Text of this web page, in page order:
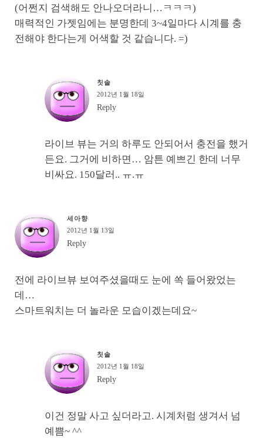
(어쩐지 검색해도 안나오더라니…ㅋㅋㅋ)
매력적인 가젯임에는 분명한데 3~4일마다 시계를 충
전해야 한다는게 어색할 것 같습니다. =)
칫솔
2012년 1월 18일
Reply
라이브 뷰는 거의 하루도 안되어서 충전을 했거
든요. 그거에 비하면… 암튼 예쁘긴 한데 너무
비싸요. 150달러.. ㅠ.ㅠ
세아향
2012년 1월 13일
Reply
전에 라이브뷰 보여주셨을때도 눈에 쏙 들어왔었는
데…
스마트워치는 더 놀라운 모습이겠는데요~
칫솔
2012년 1월 18일
Reply
이건 정말 사고 싶더라고. 시계처럼 생겨서 넘
예쁨~ ^^